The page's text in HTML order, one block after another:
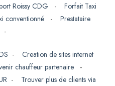
Roissy CDG - Forfait Taxi
conventionné - Prestataire
-
- Creation de sites internet
chauffeur partenaire
-
- Trouver plus de clients via